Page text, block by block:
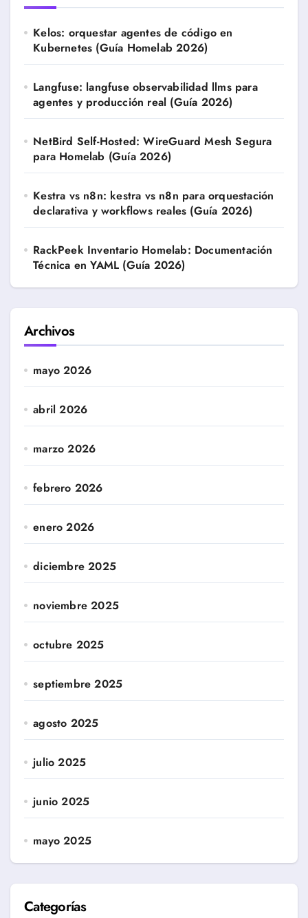
Kelos: orquestar agentes de código en
Kubernetes (Guía Homelab 2026)
Langfuse: langfuse observabilidad llms para
agentes y producción real (Guía 2026)
NetBird Self-Hosted: WireGuard Mesh Segura
para Homelab (Guía 2026)
Kestra vs n8n: kestra vs n8n para orquestación
declarativa y workflows reales (Guía 2026)
RackPeek Inventario Homelab: Documentación
Técnica en YAML (Guía 2026)
Archivos
mayo 2026
abril 2026
marzo 2026
febrero 2026
enero 2026
diciembre 2025
noviembre 2025
octubre 2025
septiembre 2025
agosto 2025
julio 2025
junio 2025
mayo 2025
Categorías